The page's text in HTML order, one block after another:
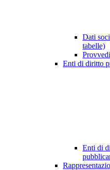
Dati
tabelle)
Enti di diritto
Enti di